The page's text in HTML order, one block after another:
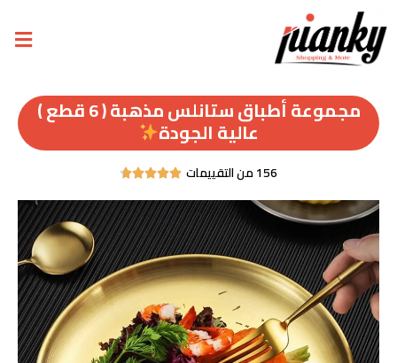
مجموعة أطباق ستانلس مذهبة ( 6 قطع )
عالية الجودة
156 من التقييمات 



